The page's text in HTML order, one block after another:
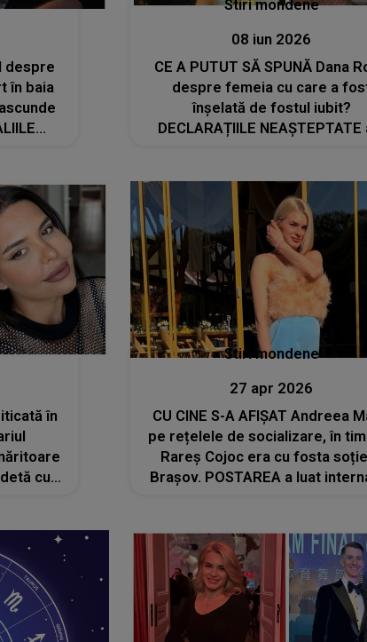
despre
în baia
Stiri mondene
08 iun 2026
CE A PUTUT SĂ SPUNĂ Dana
despre femeia cu care a
înșelată de fostul iubit?
DECLARAȚIILE NEAȘTEPTATE
în
cu
Stiri mondene
27 apr 2026
CU CINE S-A AFIȘAT Andreea
pe rețelele de socializare, în
Rareș Cojoc era cu fosta
Brașov. POSTAREA a luat